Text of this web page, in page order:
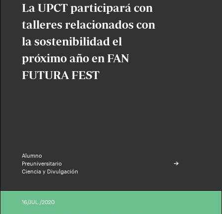
La UPCT participará con
talleres relacionados con
la sostenibilidad el
próximo año en FAN
FUTURA FEST
Alumno
Preuniversitario
Ciencia y Divulgación
16/JUL./2020